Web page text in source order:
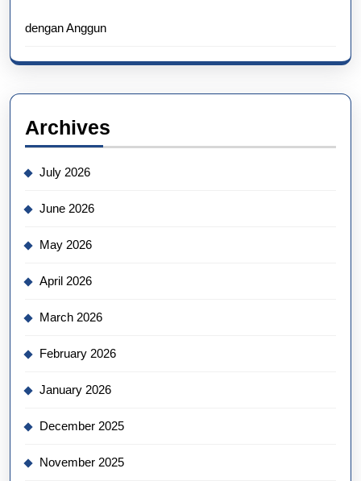
dengan Anggun
Archives
July 2026
June 2026
May 2026
April 2026
March 2026
February 2026
January 2026
December 2025
November 2025